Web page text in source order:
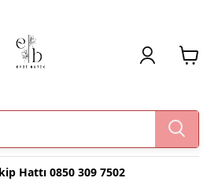
Hattı 0850 309 7502